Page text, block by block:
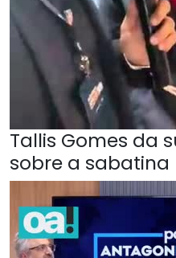
Tallis Gomes da
sobre a sabatina